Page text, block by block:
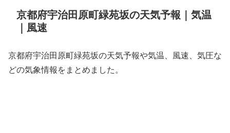
京都府宇治田原町緑苑坂の天気予報｜気温
｜風速
京都府宇治田原町緑苑坂の天気予報や気温、風速、気圧な
どの気象情報をまとめました。